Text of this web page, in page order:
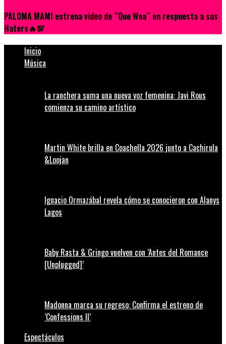
PALOMA MAMI estrena video de ¨Que Wea¨ en respuesta a sus
Haters🔥💯
Inicio
Música
La ranchera suma una nueva voz femenina: Javi Rous
comienza su camino artístico
Martin White brilla en Coachella 2026 junto a Cachirula
&Loojan
Ignacio Ormazábal revela cómo se conocieron con Alanys
Lagos
Baby Rasta & Gringo vuelven con ‘Antes del Romance
[Unplugged]’
Madonna marca su regreso: Confirma el estreno de
‘Confessions II’
Espectáculos